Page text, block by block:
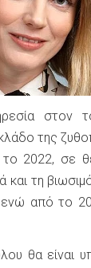
στον
της
2022, σε
και τη
από το
θα είναι